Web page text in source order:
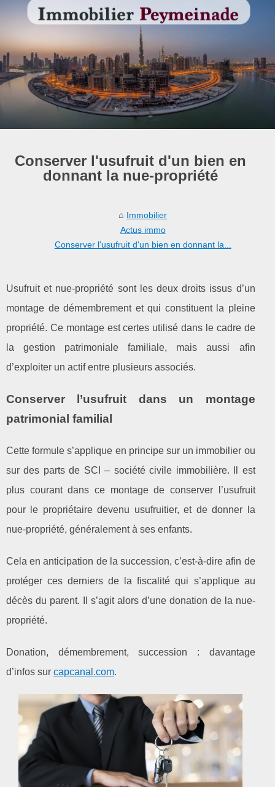
Conserver l'usufruit d'un bien en
donnant la nue-propriété
Immobilier
Actus immo
Conserver l'usufruit d'un bien en donnant la...
Usufruit et nue-propriété sont les deux droits issus d’un
montage de démembrement et qui constituent la pleine
propriété. Ce montage est certes utilisé dans le cadre de
la gestion patrimoniale familiale, mais aussi afin
d’exploiter un actif entre plusieurs associés.
Conserver l’usufruit dans un montage
patrimonial familial
Cette formule s’applique en principe sur un immobilier ou
sur des parts de SCI – société civile immobilière. Il est
plus courant dans ce montage de conserver l’usufruit
pour le propriétaire devenu usufruitier, et de donner la
nue-propriété, généralement à ses enfants.
Cela en anticipation de la succession, c’est-à-dire afin de
protéger ces derniers de la fiscalité qui s’applique au
décès du parent. Il s’agit alors d’une donation de la nue-
propriété.
Donation, démembrement, succession : davantage
d’infos sur capcanal.com.